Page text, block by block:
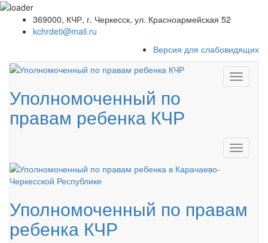
369000, КЧР, г. Черкесск, ул. Красноармейская 52
kchrdeti@mail.ru
Версия для слабовидящих
Уполномоченный по
правам ребенка КЧР
Уполномоченный по правам
ребенка КЧР